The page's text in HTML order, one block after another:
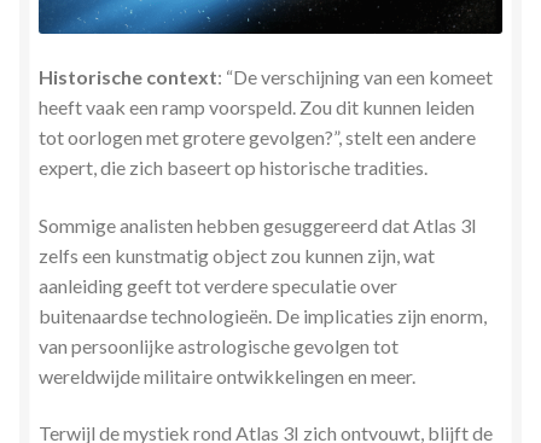
Historische context: “De verschijning van een komeet
heeft vaak een ramp voorspeld. Zou dit kunnen leiden
tot oorlogen met grotere gevolgen?”, stelt een andere
expert, die zich baseert op historische tradities.
Sommige analisten hebben gesuggereerd dat Atlas 3I
zelfs een kunstmatig object zou kunnen zijn, wat
aanleiding geeft tot verdere speculatie over
buitenaardse technologieën. De implicaties zijn enorm,
van persoonlijke astrologische gevolgen tot
wereldwijde militaire ontwikkelingen en meer.
Terwijl de mystiek rond Atlas 3I zich ontvouwt, blijft de